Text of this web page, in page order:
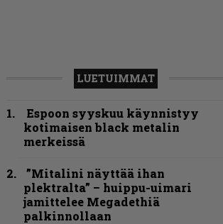
LUETUIMMAT
Espoon syyskuu käynnistyy
kotimaisen black metalin
merkeissä
”Mitalini näyttää ihan
plektralta” – huippu-uimari
jamittelee Megadethiä
palkinnollaan